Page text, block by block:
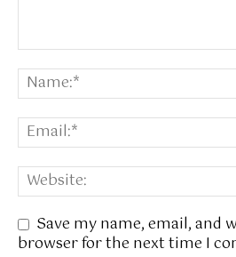
Save my name, email, and
browser for the next time I